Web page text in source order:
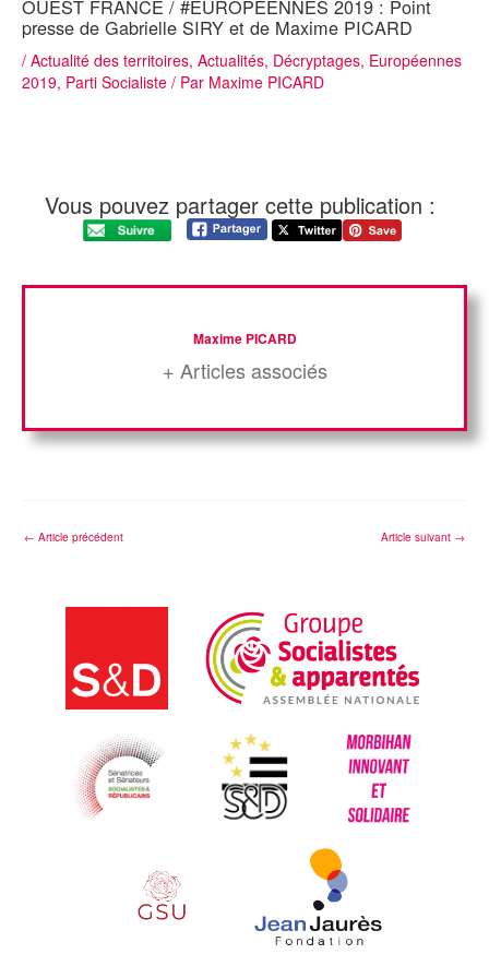
OUEST FRANCE / #EUROPÉENNES 2019 : Point
presse de Gabrielle SIRY et de Maxime PICARD
/ Actualité des territoires, Actualités, Décryptages, Européennes
2019, Parti Socialiste / Par Maxime PICARD
Vous pouvez partager cette publication :
Maxime PICARD
+ Articles associés
← Article précédent Article suivant →